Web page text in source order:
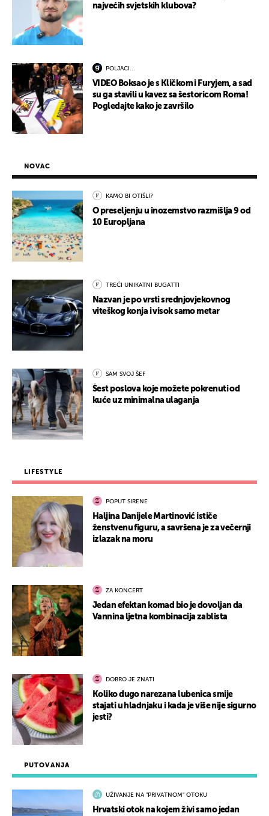
najvećih svjetskih klubova?
POLJACI...
VIDEO Boksao je s Kličkom i Furyjem, a sad
su ga stavili u kavez sa šestoricom Roma!
Pogledajte kako je završilo
PUTOVANJA
UŽIVANJE NA "PRIVATNOM" OTOKU
Hrvatski otok na kojem živi samo jedan
NOVAC
KAMO BI OTIŠLI?
O preseljenju u inozemstvo razmišlja 9 od
10 Europljana
TREĆI UNIKATNI BUGATTI
Nazvan je po vrsti srednjovjekovnog
viteškog konja i visok samo metar
SAM SVOJ ŠEF
Šest poslova koje možete pokrenuti od
kuće uz minimalna ulaganja
LIFESTYLE
POPUT SIRENE
Haljina Danijele Martinović ističe
ženstvenu figuru, a savršena je za večernji
izlazak na moru
ZA KONCERT
Jedan efektan komad bio je dovoljan da
Vannina ljetna kombinacija zablista
DOBRO JE ZNATI
Koliko dugo narezana lubenica smije
stajati u hladnjaku i kada je više nije sigurno
jesti?